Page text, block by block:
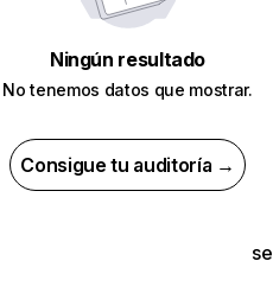
Ningún resultado
No tenemos datos que mostrar.
Consigue tu auditoría →